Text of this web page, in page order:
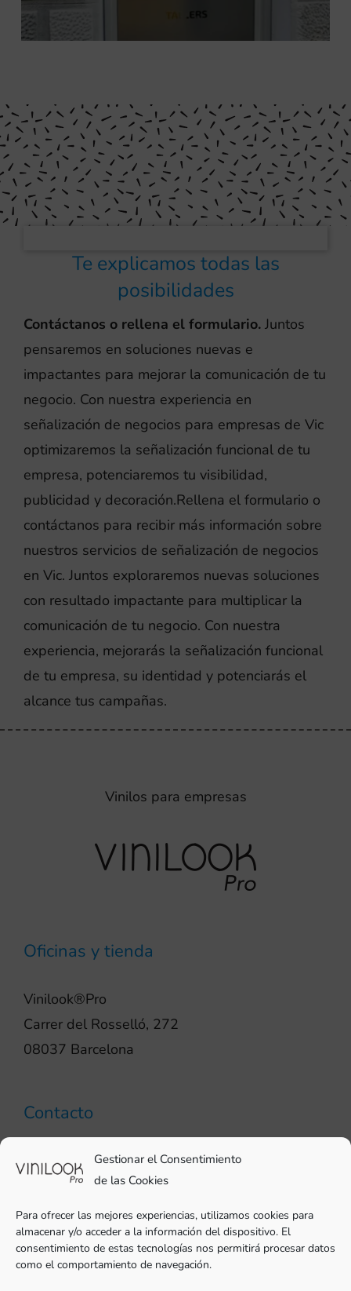
Gestionar el Consentimiento
de las Cookies
Para ofrecer las mejores experiencias, utilizamos cookies para
almacenar y/o acceder a la información del dispositivo. El
consentimiento de estas tecnologías nos permitirá procesar datos
como el comportamiento de navegación.
Te explicamos todas las
posibilidades
Contáctanos o rellena el formulario. Juntos
pensaremos en soluciones nuevas e
impactantes para mejorar la comunicación de tu
negocio. Con nuestra experiencia en
señalización de negocios para empresas de Vic
optimizaremos la señalización funcional de tu
empresa, potenciaremos tu visibilidad,
publicidad y decoración.Rellena el formulario o
contáctanos para recibir más información sobre
nuestros servicios de señalización de negocios
en Vic. Juntos exploraremos nuevas soluciones
con resultado impactante para multiplicar la
comunicación de tu negocio. Con nuestra
experiencia, mejorarás la señalización funcional
de tu empresa, su identidad y potenciarás el
alcance tus campañas.
Vinilos para empresas
Oficinas y tienda
Vinilook®Pro
Carrer del Rosselló, 272
08037 Barcelona
Contacto
pro@vinilook.es
Vinilos decorativos envinilook.net